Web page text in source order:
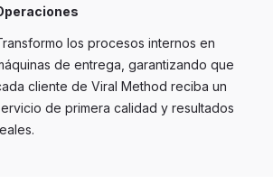
los procesos internos en
de entrega, garantizando que
cliente de Viral Method reciba un
de primera calidad y resultados